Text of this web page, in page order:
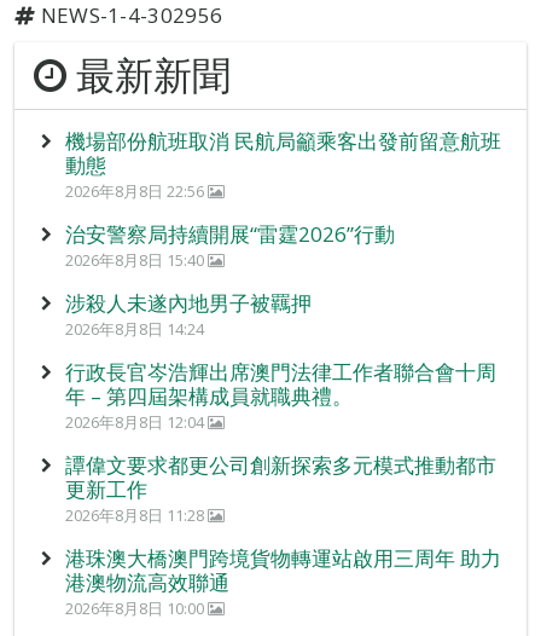
NEWS-1-4-302956
最新新聞
機場部份航班取消 民航局籲乘客出發前留意航班
動態
2026年8月8日 22:56
治安警察局持續開展“雷霆2026”行動
2026年8月8日 15:40
涉殺人未遂內地男子被羈押
2026年8月8日 14:24
行政長官岑浩輝出席澳門法律工作者聯合會十周
年 – 第四屆架構成員就職典禮。
2026年8月8日 12:04
譚偉文要求都更公司創新探索多元模式推動都市
更新工作
2026年8月8日 11:28
港珠澳大橋澳門跨境貨物轉運站啟用三周年 助力
港澳物流高效聯通
2026年8月8日 10:00